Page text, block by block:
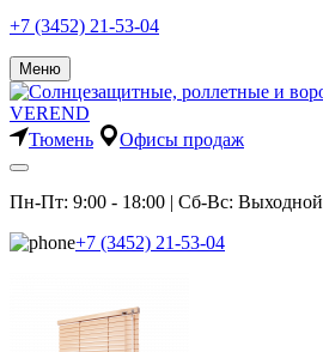
+7 (3452) 21-53-04
Меню
Тюмень Офисы продаж
Пн-Пт: 9:00 - 18:00 | Сб-Вс: Выходной
+7 (3452) 21-53-04